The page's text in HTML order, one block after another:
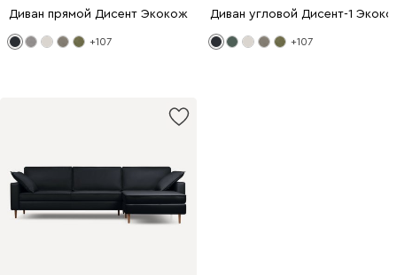
Диван прямой Дисент Экокожа Черный
+107
Диван угловой Дисент-1
+107